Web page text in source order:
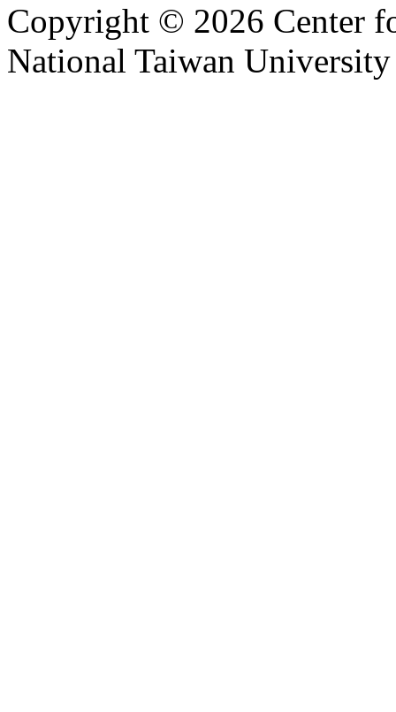
Copyright © 2026 Center
National Taiwan University